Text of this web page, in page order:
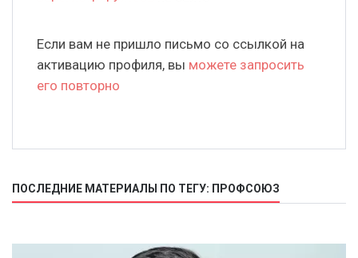
Если вам не пришло письмо со ссылкой на
активацию профиля, вы можете запросить
его повторно
ПОСЛЕДНИЕ МАТЕРИАЛЫ ПО ТЕГУ: ПРОФСОЮЗ